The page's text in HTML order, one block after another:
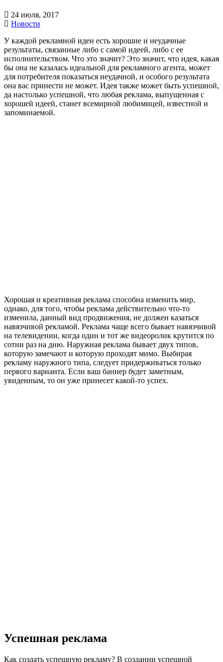
24 июля, 2017
Новости
У каждой рекламной идеи есть хорошие и неудачные
результаты, связанные либо с самой идеей, либо с ее
исполнительством. Что это значит? Это значит, что идея, какая
бы она не казалась идеальной для рекламного агента, может
для потребителя показаться неудачной, и особого результата
она вас принести не может. Идея также может быть успешной,
да настолько успешной, что любая реклама, выпущенная с
хорошей идеей, станет всемирной любимицей, известной и
запоминаемой.
Хорошая и креативная реклама способна изменить мир,
однако, для того, чтобы реклама действительно что-то
изменила, данный вид продвижения, не должен казаться
навязчивой рекламой. Реклама чаще всего бывает навязчивой
на телевидении, когда один и тот же видеоролик крутится по
сотни раз на дню. Наружная реклама бывает двух типов,
которую замечают и которую проходят мимо. Выбирая
рекламу наружного типа, следует придерживаться только
первого варианта. Если ваш баннер будет заметным,
увиденным, то он уже принесет какой-то успех.
Успешная реклама
Как создать успешную рекламу? В создании успешной